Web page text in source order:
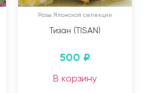
Розы Японской селекции
Тизан (TISAN)
500 ₽
В корзину